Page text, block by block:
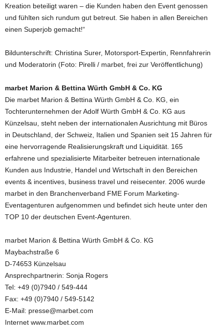
Kreation beteiligt waren – die Kunden haben den Event genossen
und fühlten sich rundum gut betreut. Sie haben in allen Bereichen
einen Superjob gemacht!“
Bildunterschrift: Christina Surer, Motorsport-Expertin, Rennfahrerin
und Moderatorin (Foto: Pirelli / marbet, frei zur Veröffentlichung)
marbet Marion & Bettina Würth GmbH & Co. KG
Die marbet Marion & Bettina Würth GmbH & Co. KG, ein
Tochterunternehmen der Adolf Würth GmbH & Co. KG aus
Künzelsau, steht neben der internationalen Ausrichtung mit Büros
in Deutschland, der Schweiz, Italien und Spanien seit 15 Jahren für
eine hervorragende Realisierungskraft und Liquidität. 165
erfahrene und spezialisierte Mitarbeiter betreuen internationale
Kunden aus Industrie, Handel und Wirtschaft in den Bereichen
events & incentives, business travel und reisecenter. 2006 wurde
marbet in den Branchenverband FME Forum Marketing-
Eventagenturen aufgenommen und befindet sich heute unter den
TOP 10 der deutschen Event-Agenturen.
marbet Marion & Bettina Würth GmbH & Co. KG
Maybachstraße 6
D-74653 Künzelsau
Ansprechpartnerin: Sonja Rogers
Tel: +49 (0)7940 / 549-444
Fax: +49 (0)7940 / 549-5142
E-Mail: presse@marbet.com
Internet www.marbet.com